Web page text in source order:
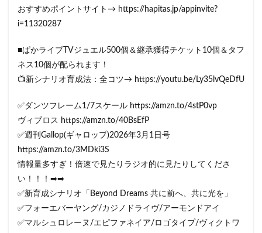
おすすめポイントサイト→ https://hapitas.jp/appinvite?
i=11320287
■ぱかライブTVジュエル500個＆継承獲得チケット10個＆タフ
ネス10個が配られます！
📺新シナリオ育成法：全コツ→ https://youtu.be/Ly35lvQeDfU
✅ダンツフレーム1/7スケール https://amzn.to/4stP0vp
ヴィブロス https://amzn.to/40BsEfP
✅週刊Gallop(ギャロップ)2026年3月1日号
https://amzn.to/3MDki3S
情報量多すぎ！倍速で見たりラジオ的に見たりしてくださ
い！！！➡➡
✅新育成シナリオ「Beyond Dreams 共に前へ、共に光を」
✅フォーエバーヤング/カジノドライヴ/アーモンドアイ
✅マルシュロレーヌ/エピファネイア/ロゴタイプ/ヴィクトワ